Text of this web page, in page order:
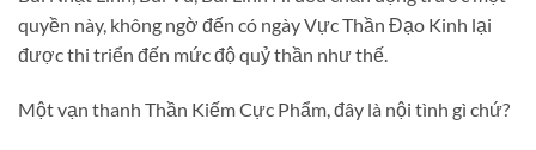
quyền này, không ngờ đến có ngày Vực Thần Đạo Kinh lại
được thi triển đến mức độ quỷ thần như thế.
Một vạn thanh Thần Kiếm Cực Phẩm, đây là nội tình gì chứ?